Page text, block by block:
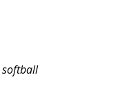
softball